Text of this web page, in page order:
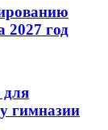
2027 год
для
гимназии